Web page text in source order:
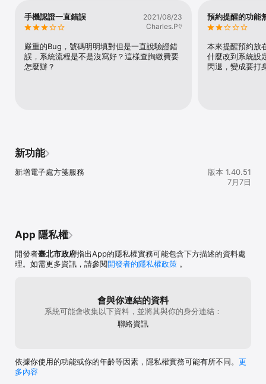
手機認證一直錯誤
2021/08/23
Charles.P⍢
嚴重的Bug，號碼明明填對但是一直說驗證錯
誤，系統流程是不是沒寫好？這樣查詢繳費要
怎麼辦？
預約提醒的功能
本來提醒預約放
什麼改到系統設
閃退，變成要打
新功能
新增電子處方箋服務
版本 1.40.51
7月7日
App 隱私權
開發者臺北市政府指出App的隱私權實務可能包含下方描述的資料處
理。如需更多資訊，請參閱開發者的隱私權政策 。
會與你連結的資料
系統可能會收集以下資料，並將其與你的身分連結：
聯絡資訊
依據你使用的功能或你的年齡等因素，隱私權實務可能有所不同。 更
多內容